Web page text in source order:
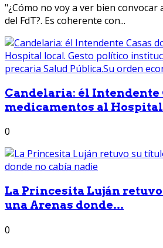
"¿Cómo no voy a ver bien convocar
del FdT?. Es coherente con...
Candelaria: él Intendente
medicamentos al
0
La Princesita Luján
una Arenas donde...
0